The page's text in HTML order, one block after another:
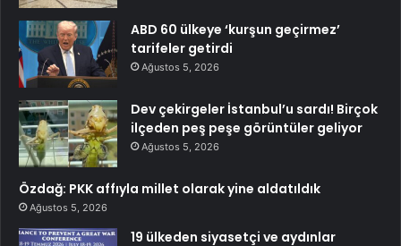
ABD 60 ülkeye ‘kurşun geçirmez’
tarifeler getirdi
Ağustos 5, 2026
Dev çekirgeler İstanbul’u sardı! Birçok
ilçeden peş peşe görüntüler geliyor
Ağustos 5, 2026
Özdağ: PKK affıyla millet olarak yine aldatıldık
Ağustos 5, 2026
19 ülkeden siyasetçi ve aydınlar